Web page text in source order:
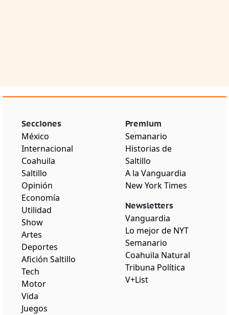
Secciones
México
Internacional
Coahuila
Saltillo
Opinión
Economía
Utilidad
Show
Artes
Deportes
Afición Saltillo
Tech
Motor
Vida
Juegos
Premium
Semanario
Historias de
Saltillo
A la Vanguardia
New York Times
Newsletters
Vanguardia
Lo mejor de NYT
Semanario
Coahuila Natural
Tribuna Política
V+List